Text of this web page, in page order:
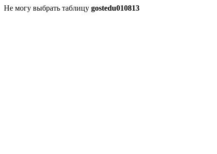
Не могу выбрать таблицу gostedu010813